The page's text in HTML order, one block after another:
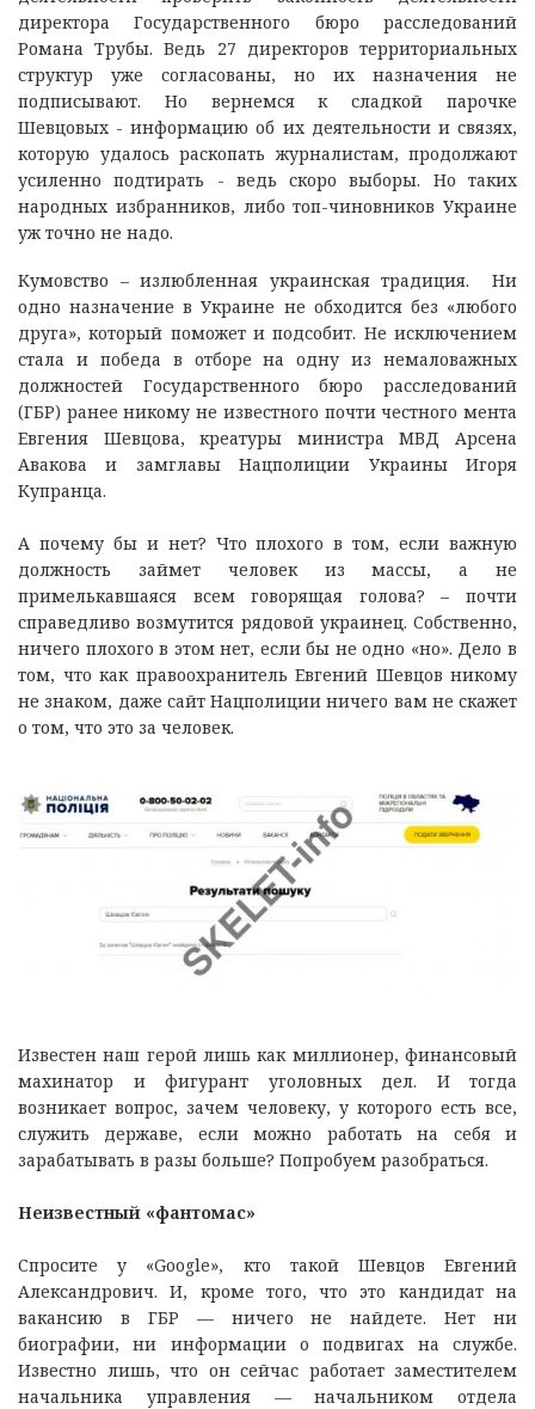
директора Государственного бюро расследований
Романа Трубы. Ведь 27 директоров территориальных
структур уже согласованы, но их назначения не
подписывают. Но вернемся к сладкой парочке
Шевцовых - информацию об их деятельности и связях,
которую удалось раскопать журналистам, продолжают
усиленно подтирать - ведь скоро выборы. Но таких
народных избранников, либо топ-чиновников Украине
уж точно не надо.
Кумовство – излюбленная украинская традиция. Ни
одно назначение в Украине не обходится без «любого
друга», который поможет и подсобит. Не исключением
стала и победа в отборе на одну из немаловажных
должностей Государственного бюро расследований
(ГБР) ранее никому не известного почти честного мента
Евгения Шевцова, креатуры министра МВД Арсена
Авакова и замглавы Нацполиции Украины Игоря
Купранца.
А почему бы и нет? Что плохого в том, если важную
должность займет человек из массы, а не
примелькавшаяся всем говорящая голова? – почти
справедливо возмутится рядовой украинец. Собственно,
ничего плохого в этом нет, если бы не одно «но». Дело в
том, что как правоохранитель Евгений Шевцов никому
не знаком, даже сайт Нацполиции ничего вам не скажет
о том, что это за человек.
Известен наш герой лишь как миллионер, финансовый
махинатор и фигурант уголовных дел. И тогда
возникает вопрос, зачем человеку, у которого есть все,
служить державе, если можно работать на себя и
зарабатывать в разы больше? Попробуем разобраться.
Неизвестный «фантомас»
Спросите у «Google», кто такой Шевцов Евгений
Александрович. И, кроме того, что это кандидат на
вакансию в ГБР — ничего не найдете. Нет ни
биографии, ни информации о подвигах на службе.
Известно лишь, что он сейчас работает заместителем
начальника управления — начальником отдела